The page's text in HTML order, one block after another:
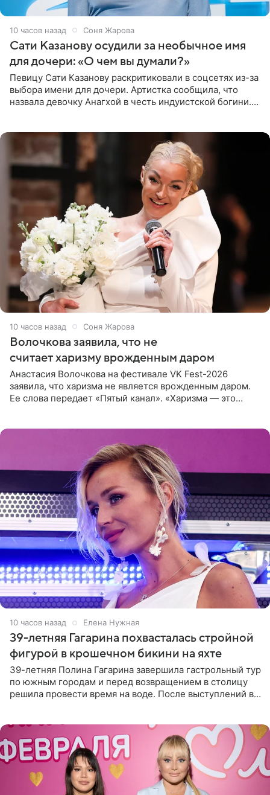
10 часов назад Соня Жарова
Сати Казанову осудили за необычное имя
для дочери: «О чем вы думали?»
Певицу Сати Казанову раскритиковали в соцсетях из-за
выбора имени для дочери. Артистка сообщила, что
назвала девочку Анагхой в честь индуистской богини.
10 часов назад Соня Жарова
Волочкова заявила, что не
считает харизму врожденным даром
Анастасия Волочкова на фестивале VK Fest-2026
заявила, что харизма не является врожденным даром.
Ее слова передает «Пятый канал». «Харизма — это
10 часов назад Елена Нужная
39-летняя Гагарина похвасталась стройной
фигурой в крошечном бикини на яхте
39-летняя Полина Гагарина завершила гастрольный тур
по южным городам и перед возвращением в столицу
решила провести время на воде. После выступлений в